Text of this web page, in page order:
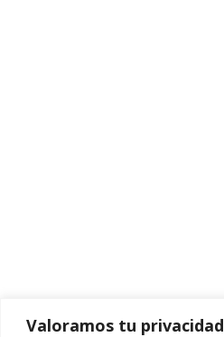
Valoramos tu privacidad